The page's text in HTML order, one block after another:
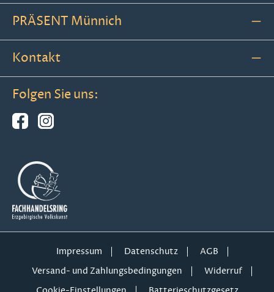
PRÄSENT Münnich
Kontakt
Folgen Sie uns:
Impressum Datenschutz
AGB
Versand- und Zahlungsbedingungen
Widerruf